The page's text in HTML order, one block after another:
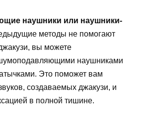
наушники или наушники-
методы не помогают
вы можете
наушниками
Это поможет вам
создаваемых джакузи, и
в полной тишине.